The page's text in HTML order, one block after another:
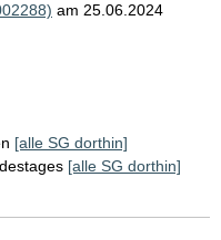
am 25.06.2024
[alle SG dorthin]
[alle SG dorthin]